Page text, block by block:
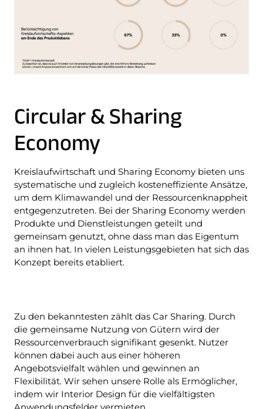
Circular & Sharing
Economy
Kreislaufwirtschaft und Sharing Economy bieten uns
systematische und zugleich kosteneffiziente Ansätze,
um dem Klimawandel und der Ressourcenknappheit
entgegenzutreten. Bei der Sharing Economy werden
Produkte und Dienstleistungen geteilt und
gemeinsam genutzt, ohne dass man das Eigentum
an ihnen hat. In vielen Leistungsgebieten hat sich das
Konzept bereits etabliert.
Zu den bekanntesten zählt das Car Sharing. Durch
die gemeinsame Nutzung von Gütern wird der
Ressourcenverbrauch signifikant gesenkt. Nutzer
können dabei auch aus einer höheren
Angebotsvielfalt wählen und gewinnen an
Flexibilität. Wir sehen unsere Rolle als Ermöglicher,
indem wir Interior Design für die vielfältigsten